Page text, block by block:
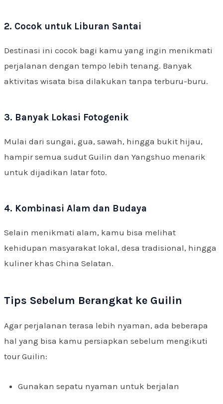
2. Cocok untuk Liburan Santai
Destinasi ini cocok bagi kamu yang ingin menikmati
perjalanan dengan tempo lebih tenang. Banyak
aktivitas wisata bisa dilakukan tanpa terburu-buru.
3. Banyak Lokasi Fotogenik
Mulai dari sungai, gua, sawah, hingga bukit hijau,
hampir semua sudut Guilin dan Yangshuo menarik
untuk dijadikan latar foto.
4. Kombinasi Alam dan Budaya
Selain menikmati alam, kamu bisa melihat
kehidupan masyarakat lokal, desa tradisional, hingga
kuliner khas China Selatan.
Tips Sebelum Berangkat ke Guilin
Agar perjalanan terasa lebih nyaman, ada beberapa
hal yang bisa kamu persiapkan sebelum mengikuti
tour Guilin:
Gunakan sepatu nyaman untuk berjalan